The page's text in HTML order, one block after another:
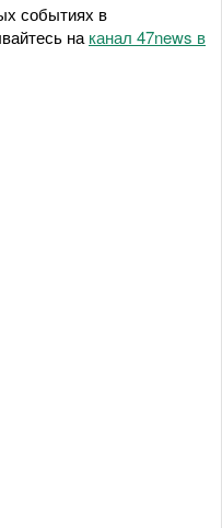
событиях в
на канал 47news в